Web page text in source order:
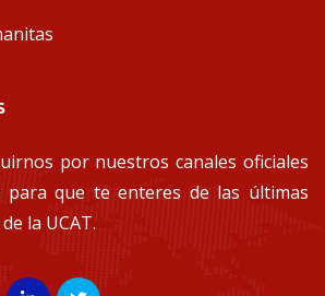
por nuestros canales oficiales
para que te enteres de las últimas
la UCAT.